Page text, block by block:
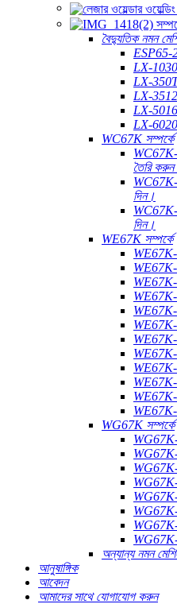
বৈদ্যুতিক নমন
ESP65-
LX-1030
LX-
LX-3512
LX-5016
LX-6020
WC67K সম্পর্কে
WC67K-
তৈরি
দিন।
দিন।
WE67K সম্পর্কে
WE67K-
WE67K-
WE67K-
WE67K-
WE67K-
WE67K-
WE67K-
WE67K-
WE67K-
WE67K-
WE67K-
WE67K-
WG67K সম্পর্কে
অন্যান্য নমন
আনুষাঙ্গিক
আবেদন
আমাদের সাথে যোগাযোগ করুন